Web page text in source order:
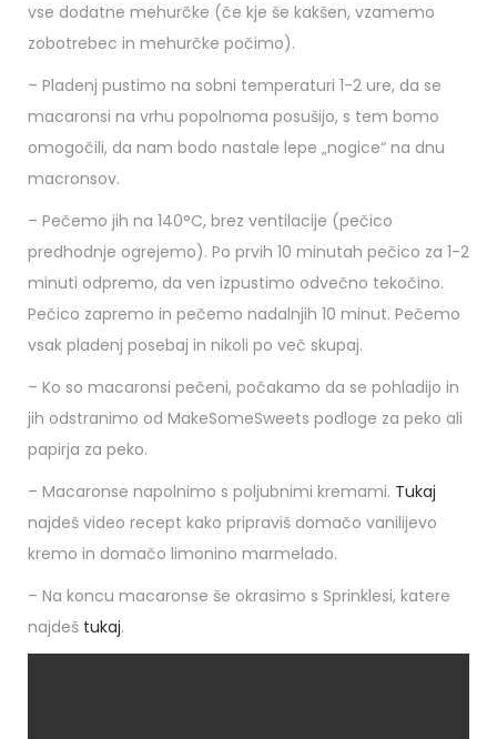
vse dodatne mehurčke (če kje še kakšen, vzamemo
zobotrebec in mehurčke počimo).
– Pladenj pustimo na sobni temperaturi 1-2 ure, da se
macaronsi na vrhu popolnoma posušijo, s tem bomo
omogočili, da nam bodo nastale lepe „nogice“ na dnu
macronsov.
– Pečemo jih na 140°C, brez ventilacije (pečico
predhodnje ogrejemo). Po prvih 10 minutah pečico za 1-2
minuti odpremo, da ven izpustimo odvečno tekočino.
Pečico zapremo in pečemo nadalnjih 10 minut. Pečemo
vsak pladenj posebaj in nikoli po več skupaj.
– Ko so macaronsi pečeni, počakamo da se pohladijo in
jih odstranimo od MakeSomeSweets podloge za peko ali
papirja za peko.
– Macaronse napolnimo s poljubnimi kremami. Tukaj
najdeš video recept kako pripraviš domačo vanilijevo
kremo in domačo limonino marmelado.
– Na koncu macaronse še okrasimo s Sprinklesi, katere
najdeš tukaj.